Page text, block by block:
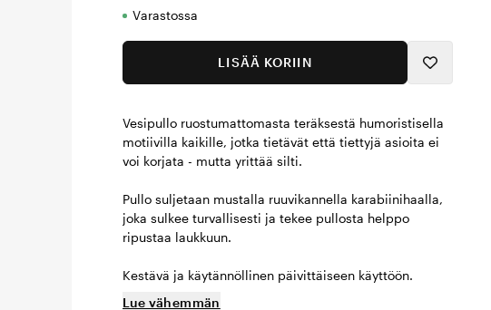
Varastossa
LISÄÄ KORIIN
Vesipullo ruostumattomasta teräksestä humoristisella
motiivilla kaikille, jotka tietävät että tiettyjä asioita ei
voi korjata - mutta yrittää silti.
Pullo suljetaan mustalla ruuvikannella karabiinihaalla,
joka sulkee turvallisesti ja tekee pullosta helppo
ripustaa laukkuun.
Kestävä ja käytännöllinen päivittäiseen käyttöön.
Lue vähemmän